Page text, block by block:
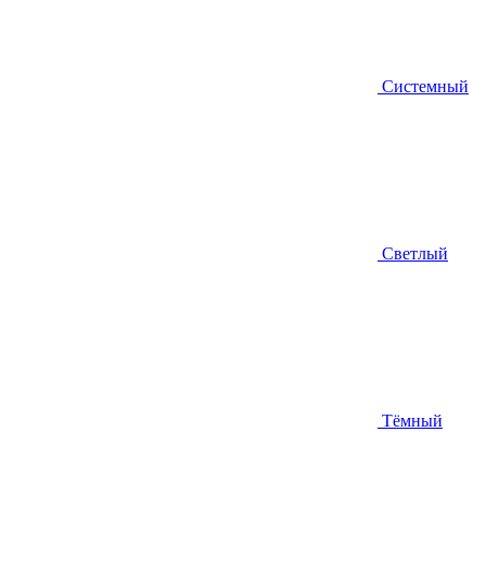
Системный
Светлый
Тёмный